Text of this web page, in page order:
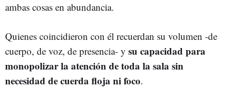
ambas cosas en abundancia.
Quienes coincidieron con él recuerdan su volumen -de
cuerpo, de voz, de presencia- y su capacidad para
monopolizar la atención de toda la sala sin
necesidad de cuerda floja ni foco.